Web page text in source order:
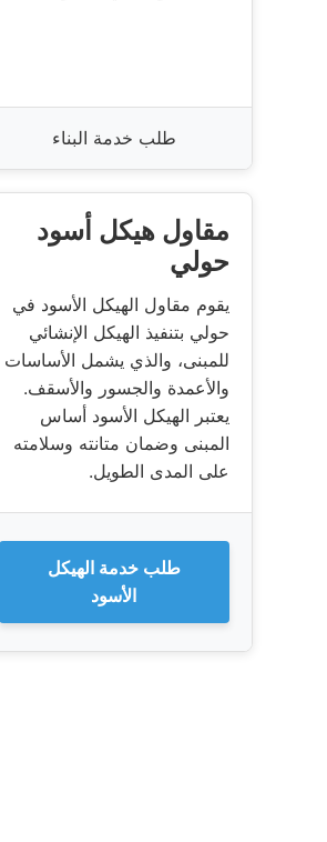
طلب خدمة البناء
مقاول هيكل أسود
حولي
يقوم مقاول الهيكل الأسود في
حولي بتنفيذ الهيكل الإنشائي
للمبنى، والذي يشمل الأساسات
والأعمدة والجسور والأسقف.
يعتبر الهيكل الأسود أساس
المبنى وضمان متانته وسلامته
على المدى الطويل.
طلب خدمة الهيكل
الأسود